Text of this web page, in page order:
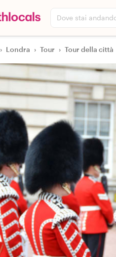
Dove stai
› Londra › Tour › Tour della città